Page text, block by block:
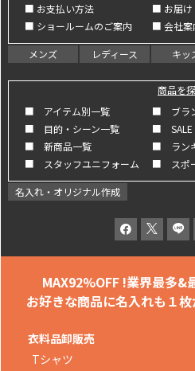
■ お支払い方法
■ お届け
■ ショールームのご案内
■ 会社案
メンズ レディース キッ
商品を
■ アイテム別一覧
■ ブラ
■ 目的・シーン一覧
■ SALE
■ 新商品一覧
■ ラン
■ スタッフユニフォーム
■ スポ
名入れ・オリジナル作成
MAX92%OFF !業界最多&
お好きな商品に名入れも １
衣料品卸販売
Tシャツ